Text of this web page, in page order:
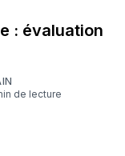
: évaluation
de lecture